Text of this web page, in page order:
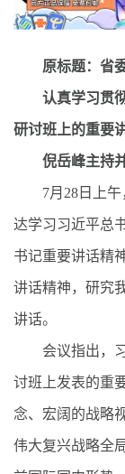
原标题：省委
认真学习贯彻
研讨班上的重要
倪岳峰主持
7月28日上午
达学习习近平总
书记重要讲话精
讲话精神，研究
讲话。
会议指出，习
讨班上发表的重
念、宏阔的战略
伟大复兴战略全